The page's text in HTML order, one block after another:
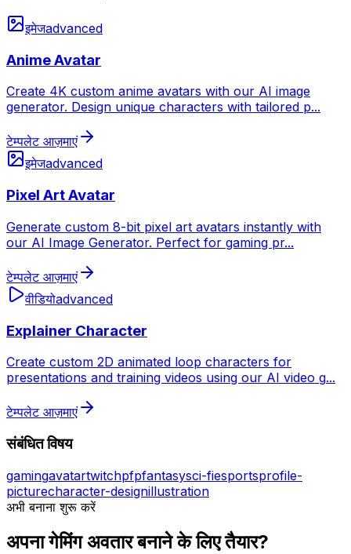
इमेजadvanced
Anime Avatar
Create 4K custom anime avatars with our AI image
generator. Design unique characters with tailored p...
टेम्पलेट आज़माएं
इमेजadvanced
Pixel Art Avatar
Generate custom 8-bit pixel art avatars instantly with
our AI Image Generator. Perfect for gaming pr...
टेम्पलेट आज़माएं
वीडियोadvanced
Explainer Character
Create custom 2D animated loop characters for
presentations and training videos using our AI video g...
टेम्पलेट आज़माएं
संबंधित विषय
gamingavatartwitchpfpfantasysci-fiesportsprofile-
picturecharacter-designillustration
अभी बनाना शुरू करें
अपना गेमिंग अवतार बनाने के लिए तैयार?